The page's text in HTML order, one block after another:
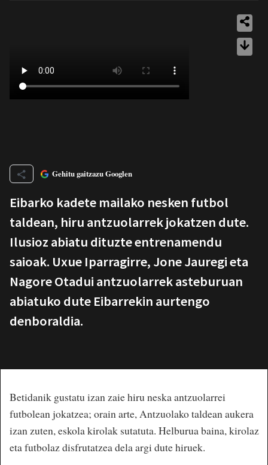
Gehitu gaitzazu Googlen
Eibarko kadete mailako nesken futbol
taldean, hiru antzuolarrek jokatzen dute.
Ilusioz abiatu dituzte entrenamendu
saioak. Uxue Iparragirre, Jone Jauregi eta
Nagore Otadui antzuolarrek asteburuan
abiatuko dute Eibarrekin aurtengo
denboraldia.
Betidanik gustatu izan zaie hiru neska antzuolarrei
futbolean jokatzea; orain arte, Antzuolako taldean aukera
izan zuten, eskola kirolak sutatuta. Helburua baina, kirolaz
eta futbolaz disfrutatzea dela argi dute hiruek.